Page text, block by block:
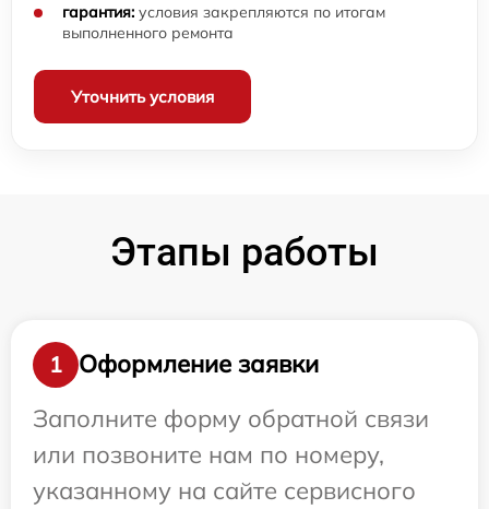
гарантия: условия закрепляются по итогам
выполненного ремонта
Уточнить условия
Этапы работы
1
Оформление заявки
Заполните форму обратной связи
или позвоните нам по номеру,
указанному на сайте сервисного